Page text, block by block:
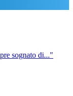
sognato di..."